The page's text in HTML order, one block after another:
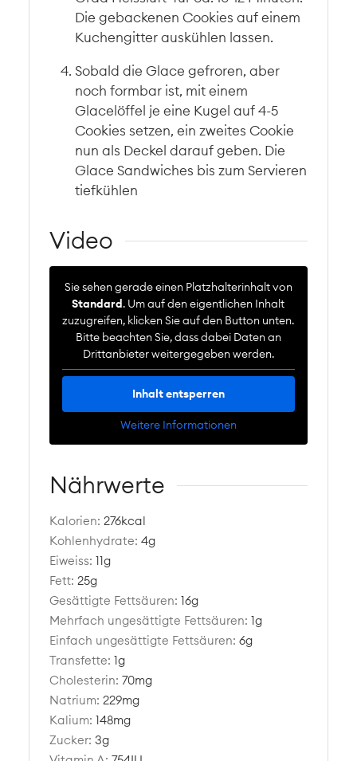
Die gebackenen Cookies auf einem
Kuchengitter auskühlen lassen.
Sobald die Glace gefroren, aber
noch formbar ist, mit einem
Glacelöffel je eine Kugel auf 4-5
Cookies setzen, ein zweites Cookie
nun als Deckel darauf geben. Die
Glace Sandwiches bis zum Servieren
tiefkühlen
Video
Sie sehen gerade einen Platzhalterinhalt von
Standard. Um auf den eigentlichen Inhalt
zuzugreifen, klicken Sie auf den Button unten.
Bitte beachten Sie, dass dabei Daten an
Drittanbieter weitergegeben werden.
Inhalt entsperren
Weitere Informationen
Nährwerte
Kalorien:276kcal
Kohlenhydrate:4g
Eiweiss:11g
Fett:25g
Gesättigte Fettsäuren:16g
Mehrfach ungesättigte Fettsäuren:1g
Einfach ungesättigte Fettsäuren:6g
Transfette:1g
Cholesterin:70mg
Natrium:229mg
Kalium:148mg
Zucker:3g